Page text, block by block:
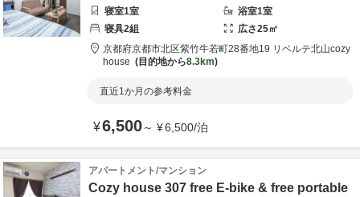
寝室1室 浴室1室
寝具2組 広さ25㎡
京都府京都市北区紫竹牛若町28番地19 リベルテ北山cozy
house
目的地から8.3km
直近1か月の参考料金
¥6,500～ ¥6,500/泊
アパートメント/マンション
Cozy house 307 free E-bike & free portable